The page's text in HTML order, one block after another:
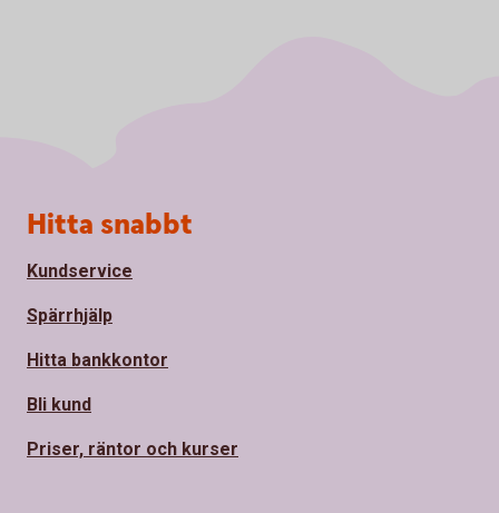
Sidfot
Hitta snabbt
Kundservice
Spärrhjälp
Hitta bankkontor
Bli kund
Priser, räntor och kurser